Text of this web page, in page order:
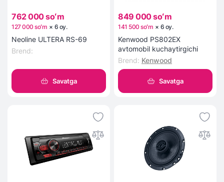
762 000 soʻm
127 000 soʻm × 6 oy.
Neoline ULTERA RS-69
Brend:
Savatga
849 000 soʻm
141 500 soʻm × 6 oy.
Kenwood PS802EX
avtomobil kuchaytirgichi
Brend: Kenwood
Savatga